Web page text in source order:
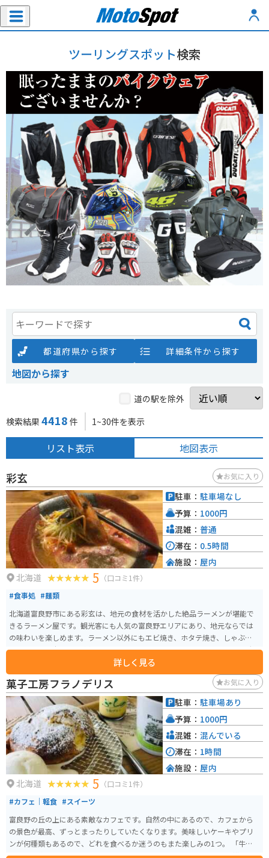
ツーリングスポット検索
都道府県から探す 詳細条件から探す
地図から探す
道の駅を除外
検索結果 4418 件 1~30件を表示
リスト表示 地図表示
彩玄 お気に入り
北海道 5 （口コミ1件）
#食事処 #麺類
北海道富良野市にある彩玄は、地元の食材を活かした絶品ラーメンが堪能で
きるラーメン屋です。観光客にも人気の富良野エリアにあり、地元ならでは
の味わいを楽しめます。ラーメン以外にもエビ焼き、ホタテ焼き、しゃぶしゃ
ぶのお店で、六代目円楽師匠来店特別メニュー「腹黒」ブラックラーメン大
人気です。海鮮ラーメンを食べながら厚岸特産の牡蠣も食べられます。休業日
は毎週火曜日です。
詳しく見る
駐車： 駐車場なし
予算： 1000円
混雑： 普通
滞在： 0.5時間
施設： 屋内
菓子工房フラノデリス お気に入り
北海道 5 （口コミ1件）
#カフェ｜軽食 #スイーツ
富良野の丘の上にある素敵なカフェです。自然の中にあるので、カフェから
の景色が最高、ずっとまったりしていたくなります。美味しいケーキやプリ
ンが何種類もあるので、どれを食べるか迷うのもまた楽しみの1つ。 「牛乳プ
リン」は絶品で、他にない味なのでぜひ食べてみてください。カフェ横にお
駐車： 駐車場あり
予算： 1000円
混雑： 混んでいる
滞在： 1時間
施設： 屋内